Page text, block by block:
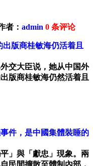
者： admin 0 条评论
版商桂敏海仍活着且
交大臣说，她从中国外
版商桂敏海仍然活着且
件，是中國集體裝睡的
」與「獻忠」現象。兩